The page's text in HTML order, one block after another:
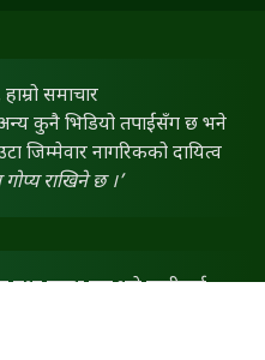
समाचार
अन्य कुनै भिडियो तपाईंसँग छ भने
जिम्मेवार नागरिकको दायित्व
गोप्य राखिने छ ।’
स्तम्भ छन् भने हामीलाई